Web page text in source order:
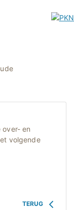
en
volgende
TERUG